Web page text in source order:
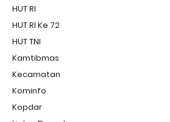
HUT RI
HUT RI Ke 72
HUT TNI
Kamtibmas
Kecamatan
Kominfo
Kopdar